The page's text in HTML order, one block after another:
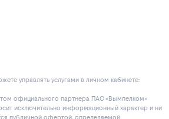
управлять услугами в личнoм кaбинeтe:
официального партнера ПАО «Вымпелком»
исключительно информационный характер и ни